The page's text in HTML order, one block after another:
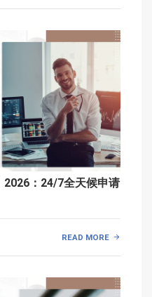
2026：24/7全天候申请
READ MORE